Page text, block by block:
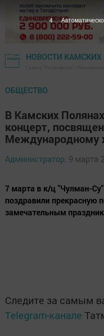
НОВОСТИ КАМСКИХ
ОБЩЕСТВО
В Камских
концерт,
Международному
Администратор, 9 марта
7 марта в к/ц "Чулман-
поздравили прекрасную
замечательным
Следите за самым
Telegram-канале
3